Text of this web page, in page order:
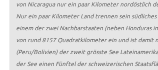
von Nicaragua nur ein paar Kilometer nordöstlich
Nur ein paar Kilometer Land trennen sein
einem der zwei Nachbarstaaten (neben Honduras
von rund 8157 Quadratkilometer ein und ist damit
(Peru/Bolivien) der zweit grösste See
der See einen Fünftel der schweizerischen